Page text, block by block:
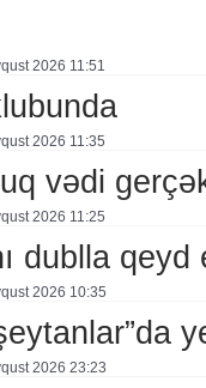
2026 11:51
2026 11:35
vədi
2026 11:25
dublla qeyd
2026 10:35
şeytanlar”da
2026 23:23